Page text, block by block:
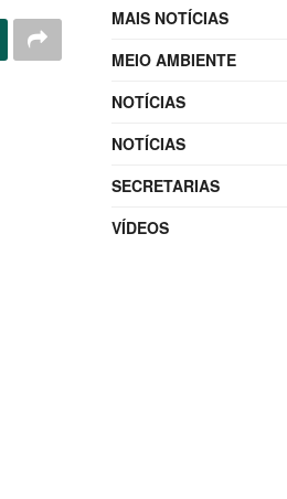
MAIS NOTÍCIAS
MEIO AMBIENTE
NOTÍCIAS
NOTÍCIAS
SECRETARIAS
VÍDEOS